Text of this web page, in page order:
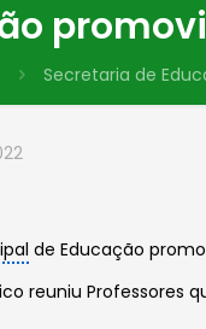
Secretaria de
de Educação
reuniu Professores